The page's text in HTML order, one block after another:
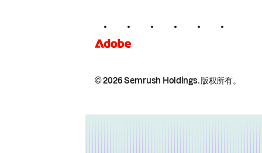
© 2026 Semrush Holdings.版权所有。